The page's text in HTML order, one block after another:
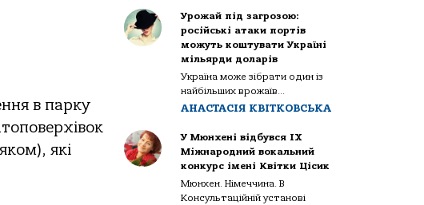
в парку
які
Урожай під загрозою:
російські атаки портів
можуть коштувати Україні
мільярди доларів
Україна може зібрати один із
найбільших врожаїв...
АНАСТАСІЯ КВІТКОВСЬКА
У Мюнхені відбувся IX
Міжнародний вокальний
конкурс імені Квітки Цісик
Мюнхен. Німеччина. В
Консультаційній установі